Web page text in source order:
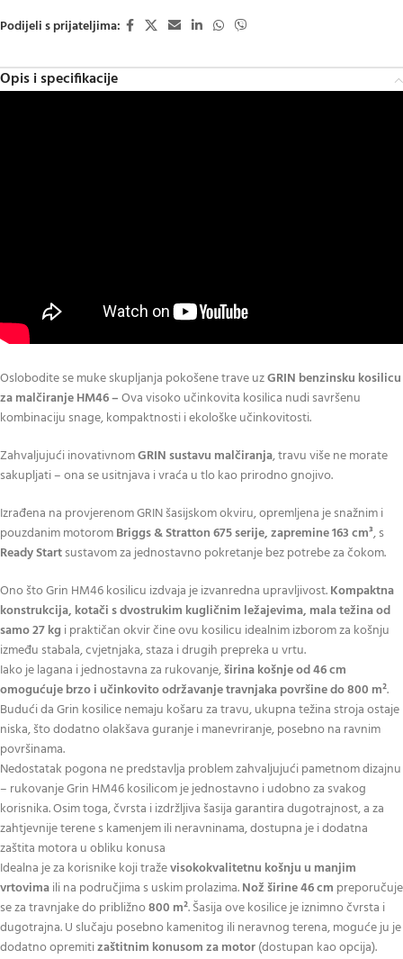
Podijeli s prijateljima:
Opis i specifikacije
Oslobodite se muke skupljanja pokošene trave uzGRIN benzinsku kosilicu
za malčiranje HM46 –Ova visoko učinkovita kosilica nudi savršenu
kombinaciju snage, kompaktnosti i ekološke učinkovitosti.
Zahvaljujući inovativnomGRIN sustavu malčiranja, travu više ne morate
sakupljati – ona se usitnjava i vraća u tlo kao prirodno gnojivo.
Izrađena na provjerenom GRIN šasijskom okviru, opremljena je snažnim i
pouzdanim motoromBriggs & Stratton 675 serije, zapremine 163 cm³, s
Ready Startsustavom za jednostavno pokretanje bez potrebe za čokom.
Ono što Grin HM46 kosilicu izdvaja je izvanredna upravljivost.Kompaktna
konstrukcija, kotači s dvostrukim kugličnim ležajevima, mala težina od
samo 27 kgi praktičan okvir čine ovu kosilicu idealnim izborom za košnju
između stabala, cvjetnjaka, staza i drugih prepreka u vrtu.
Iako je lagana i jednostavna za rukovanje,širina košnje od 46 cm
omogućuje brzo i učinkovito održavanje travnjaka površine do 800 m².
Budući da Grin kosilice nemaju košaru za travu, ukupna težina stroja ostaje
niska, što dodatno olakšava guranje i manevriranje, posebno na ravnim
površinama.
Nedostatak pogona ne predstavlja problem zahvaljujući pametnom dizajnu
– rukovanje Grin HM46 kosilicom je jednostavno i udobno za svakog
korisnika. Osim toga, čvrsta i izdržljiva šasija garantira dugotrajnost, a za
zahtjevnije terene s kamenjem ili neravninama, dostupna je i dodatna
zaštita motora u obliku konusa
Idealna je za korisnike koji traževisokokvalitetnu košnju u manjim
vrtovimaili na područjima s uskim prolazima.Nož širine 46 cm preporučuje
se za travnjake do približno800 m². Šasija ove kosilice je iznimno čvrsta i
dugotrajna. U slučaju posebno kamenitog ili neravnog terena, moguće ju je
dodatno opremitizaštitnim konusom za motor(dostupan kao opcija).